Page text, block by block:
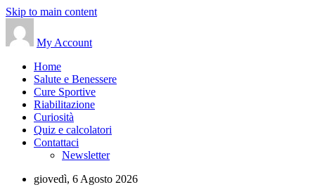
Skip to main content
My Account
Home
Salute e Benessere
Cure Sportive
Riabilitazione
Curiosità
Quiz e calcolatori
Contattaci
Newsletter
giovedì, 6 Agosto 2026